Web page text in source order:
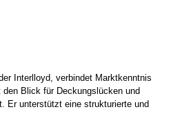
Interlloyd, verbindet Marktkenntnis
Blick für Deckungslücken und
Er unterstützt eine strukturierte und